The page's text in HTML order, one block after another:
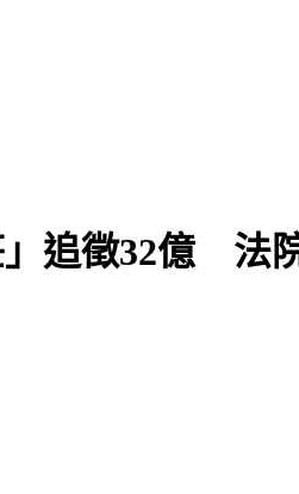
」追徵32億 法